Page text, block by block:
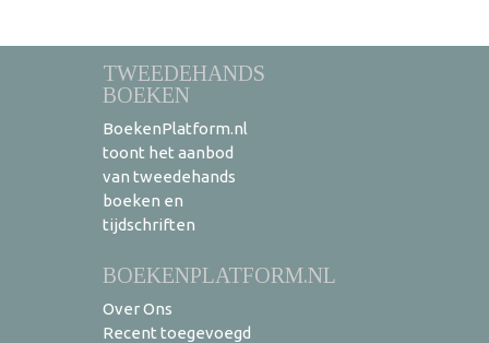
TWEEDEHANDS
BOEKEN
BoekenPlatform.nl
toont het aanbod
van tweedehands
boeken en
tijdschriften
BOEKENPLATFORM.NL
Over Ons
Recent toegevoegd